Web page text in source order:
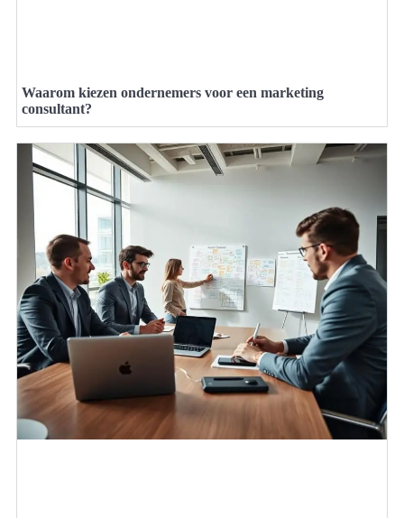
Waarom kiezen ondernemers voor een marketing
consultant?